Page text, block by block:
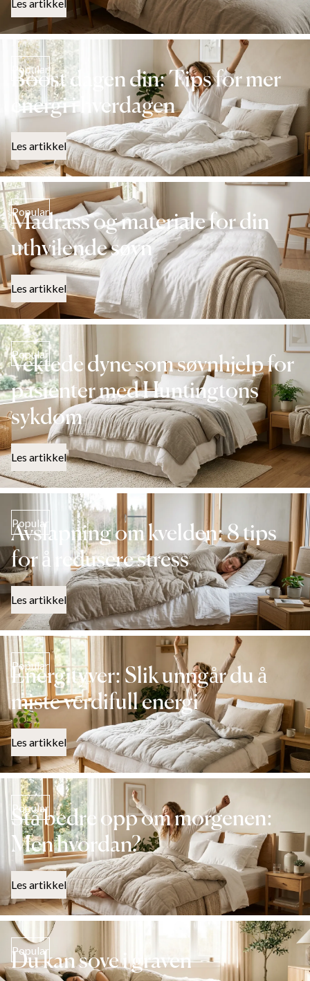
Les artikkel
Popular
Boost dagen din: Tips for mer
energi i hverdagen
Les artikkel
Popular
Madrass og materiale for din
uthvilende søvn
Les artikkel
Popular
Vektede dyne som søvnhjelp for
pasienter med Huntingtons
sykdom
Les artikkel
Popular
Avslapning om kvelden: 8 tips
for å redusere stress
Les artikkel
Popular
Energityver: Slik unngår du å
miste verdifull energi
Les artikkel
Popular
Stå bedre opp om morgenen:
Men hvordan?
Les artikkel
Popular
Du kan sove i graven